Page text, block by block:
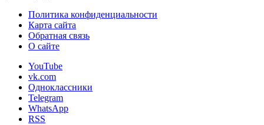
Политика конфиденциальности
Карта сайта
Обратная связь
О сайте
YouTube
vk.com
Одноклассники
Telegram
WhatsApp
RSS